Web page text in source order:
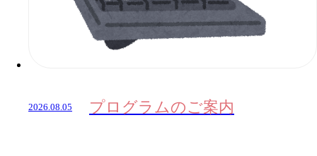
2026.08.05 プログラムのご案内